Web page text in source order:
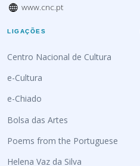
www.cnc.pt
LIGAÇÕES
Centro Nacional de Cultura
e-Cultura
e-Chiado
Bolsa das Artes
Poems from the Portuguese
Helena Vaz da Silva